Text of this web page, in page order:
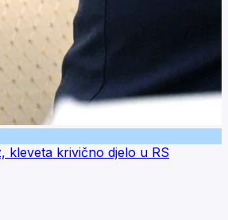
kleveta krivično djelo u RS